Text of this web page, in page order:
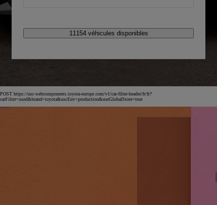
11154 véhicules disponibles
POST https://usc-webcomponents.toyota-europe.com/v1/car-filter-header/fr/fr?
carFilter=used&brand=toyota&uscEnv=production&useGlobalStore=true